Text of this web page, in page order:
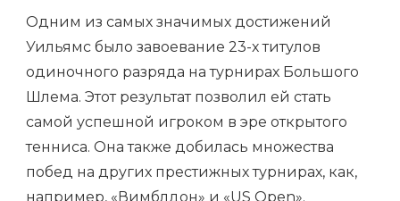
Одним из самых значимых достижений
Уильямс было завоевание 23-х титулов
одиночного разряда на турнирах Большого
Шлема. Этот результат позволил ей стать
самой успешной игроком в эре открытого
тенниса. Она также добилась множества
побед на других престижных турнирах, как,
например, «Вимблдон» и «US Open».